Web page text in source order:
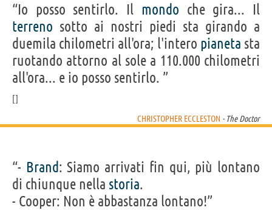
“Io posso sentirlo. Il mondo che gira... Il
terreno sotto ai nostri piedi sta girando a
duemila chilometri all'ora; l'intero pianeta sta
ruotando attorno al sole a 110.000 chilometri
all'ora... e io posso sentirlo. ”
CHRISTOPHER ECCLESTON - The Doctor
“- Brand: Siamo arrivati fin qui, più lontano
di chiunque nella storia.
- Cooper: Non è abbastanza lontano!”